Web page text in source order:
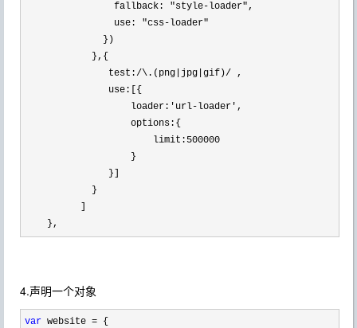
                fallback:
"style-loader",
                use:
"css-loader"
              })
            },{
               test:
/\.(png|jpg|gif)/ ,
               use:[{
                   loader:
'url-loader' ,
                   options:{
                       limit:
500000
                   }
               }]
            }
    },
4.声明一个对象
var website = {